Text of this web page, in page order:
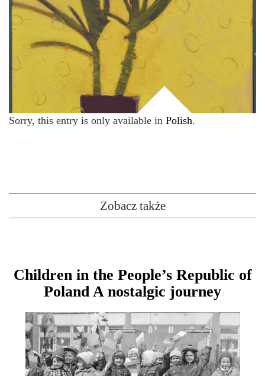
Sorry, this entry is only available in Polish.
Zobacz także
Children in the People’s Republic of
Poland A nostalgic journey